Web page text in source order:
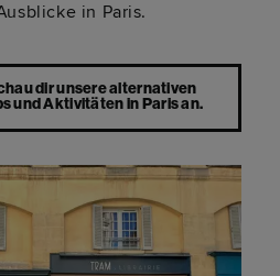
in Paris.
dir unsere alternativen
und Aktivitäten in Paris an.